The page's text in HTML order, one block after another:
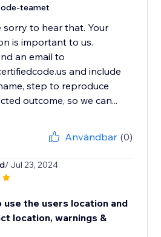
teamet
sorry to hear that. Your
is important to us.
an email to
and include
step to reproduce
outcome, so we can...
Användbar (0)
/ Jul 23, 2024
use the users location and
location, warnings &